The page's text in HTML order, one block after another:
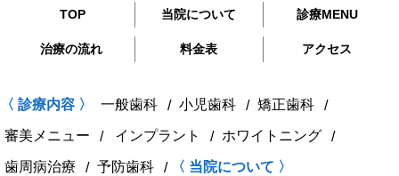
TOP 当院について 診療MENU
治療の流れ 料金表 アクセス
〈 診療内容 〉 一般歯科 小児歯科 矯正歯科
審美メニュー インプラント ホワイトニング
歯周病治療 予防歯科 〈 当院について 〉